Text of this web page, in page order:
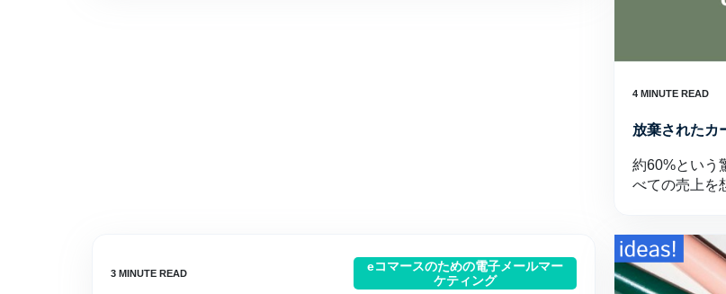
放棄されたカ
約60%という
べての売上を
eコマースのための電子メールマー
ケティング